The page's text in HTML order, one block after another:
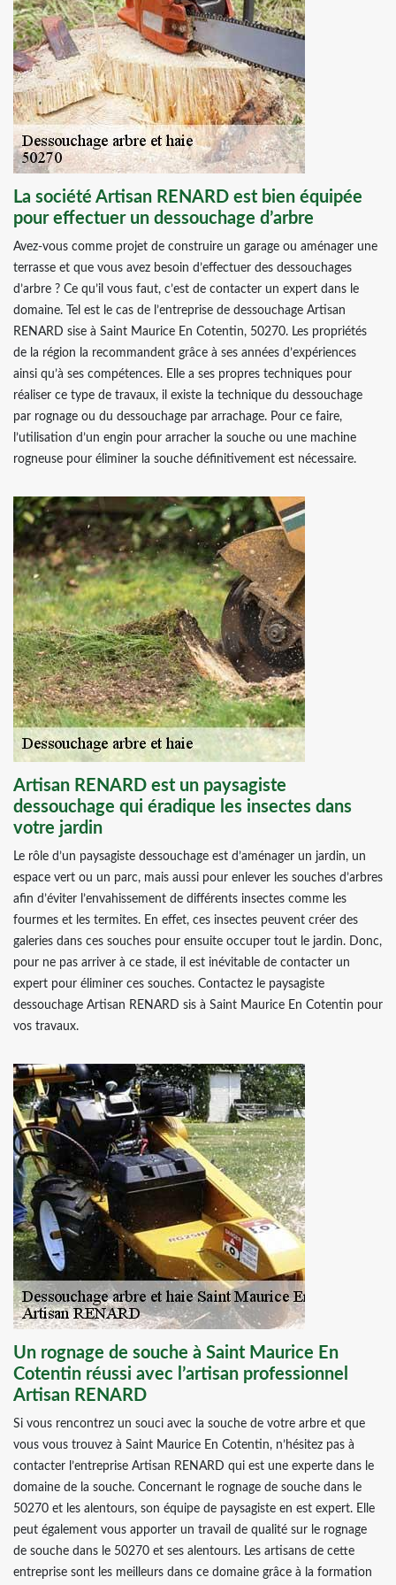
La société Artisan RENARD est bien équipée
pour effectuer un dessouchage d’arbre
Avez-vous comme projet de construire un garage ou aménager une
terrasse et que vous avez besoin d’effectuer des dessouchages
d’arbre ? Ce qu’il vous faut, c’est de contacter un expert dans le
domaine. Tel est le cas de l’entreprise de dessouchage Artisan
RENARD sise à Saint Maurice En Cotentin, 50270. Les propriétés
de la région la recommandent grâce à ses années d’expériences
ainsi qu’à ses compétences. Elle a ses propres techniques pour
réaliser ce type de travaux, il existe la technique du dessouchage
par rognage ou du dessouchage par arrachage. Pour ce faire,
l’utilisation d’un engin pour arracher la souche ou une machine
rogneuse pour éliminer la souche définitivement est nécessaire.
Artisan RENARD est un paysagiste
dessouchage qui éradique les insectes dans
votre jardin
Le rôle d’un paysagiste dessouchage est d’aménager un jardin, un
espace vert ou un parc, mais aussi pour enlever les souches d’arbres
afin d’éviter l’envahissement de différents insectes comme les
fourmes et les termites. En effet, ces insectes peuvent créer des
galeries dans ces souches pour ensuite occuper tout le jardin. Donc,
pour ne pas arriver à ce stade, il est inévitable de contacter un
expert pour éliminer ces souches. Contactez le paysagiste
dessouchage Artisan RENARD sis à Saint Maurice En Cotentin pour
vos travaux.
Un rognage de souche à Saint Maurice En
Cotentin réussi avec l’artisan professionnel
Artisan RENARD
Si vous rencontrez un souci avec la souche de votre arbre et que
vous vous trouvez à Saint Maurice En Cotentin, n’hésitez pas à
contacter l’entreprise Artisan RENARD qui est une experte dans le
domaine de la souche. Concernant le rognage de souche dans le
50270 et les alentours, son équipe de paysagiste en est expert. Elle
peut également vous apporter un travail de qualité sur le rognage
de souche dans le 50270 et ses alentours. Les artisans de cette
entreprise sont les meilleurs dans ce domaine grâce à la formation